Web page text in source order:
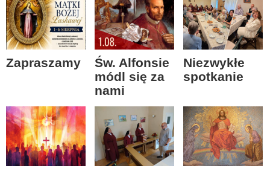
Zapraszamy
Św. Alfonsie
módl się za
nami
Niezwykłe
spotkanie